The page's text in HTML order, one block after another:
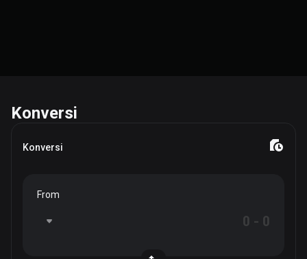
Konversi
Konversi
From